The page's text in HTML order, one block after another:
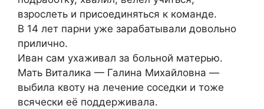
взрослеть и присоединяться к команде.
В 14 лет парни уже зарабатывали довольно
прилично.
Иван сам ухаживал за больной матерью.
Мать Виталика — Галина Михайловна —
выбила квоту на лечение соседки и тоже
всячески её поддерживала.